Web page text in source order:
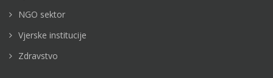
NGO sektor
Vjerske institucije
Zdravstvo